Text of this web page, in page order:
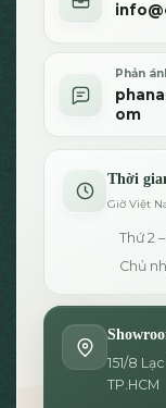
Phản
om
Thời
Giờ Việt
Thứ 2
Chủ
151/8
TP.HCM